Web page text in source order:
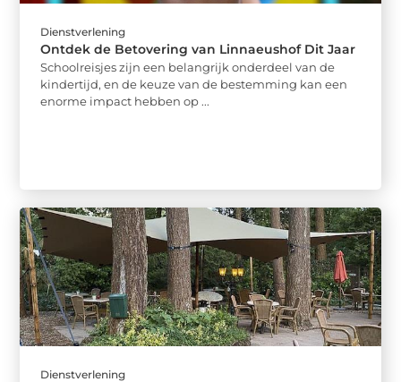
Dienstverlening
Ontdek de Betovering van Linnaeushof Dit Jaar
Schoolreisjes zijn een belangrijk onderdeel van de
kindertijd, en de keuze van de bestemming kan een
enorme impact hebben op ...
Dienstverlening